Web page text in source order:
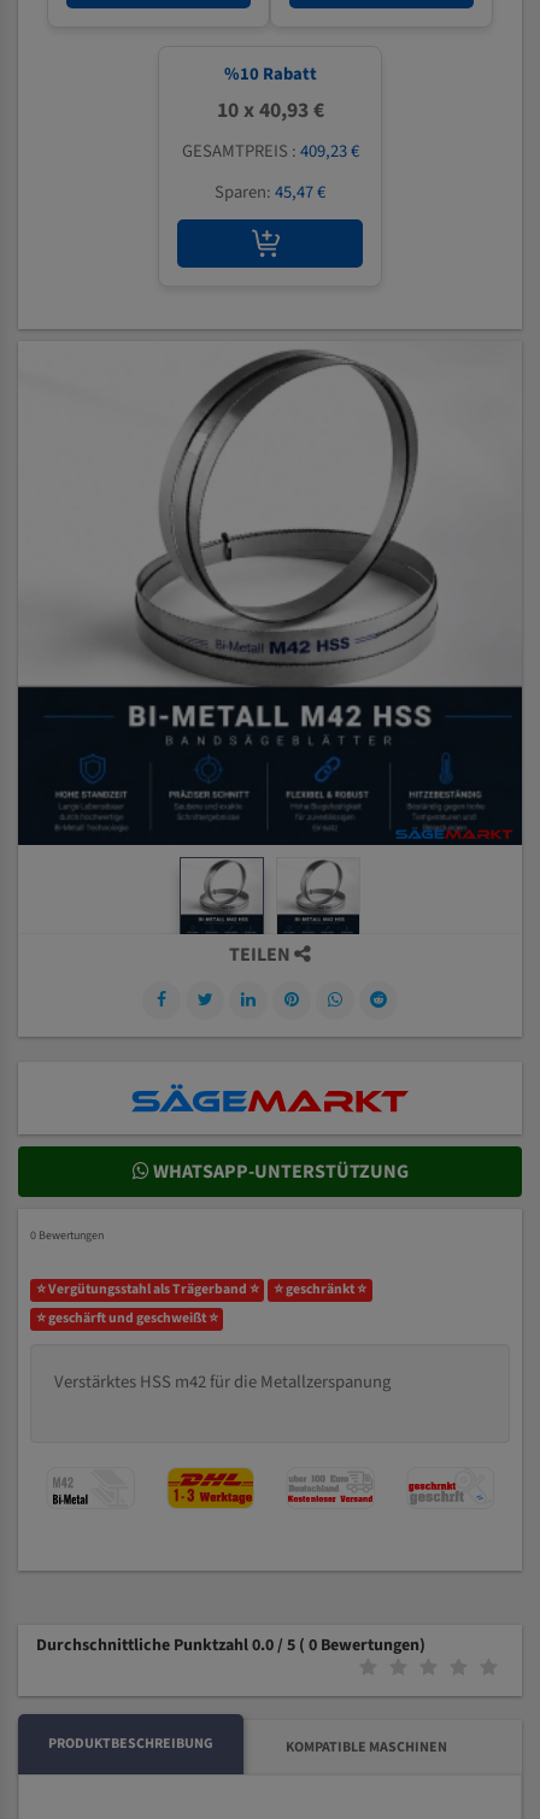
%10 Rabatt
10 x 40,93 €
GESAMTPREIS :409,23 €
Sparen:45,47 €
TEILEN
WHATSAPP-UNTERSTÜTZUNG
0 Bewertungen
⭐ Vergütungsstahl als Trägerband ⭐
⭐ geschränkt ⭐
⭐ geschärft und geschweißt ⭐
Verstärktes HSS m42 für die Metallzerspanung
Durchschnittliche Punktzahl 0.0 / 5 ( 0 Bewertungen)
PRODUKTBESCHREIBUNG KOMPATIBLE MASCHINEN